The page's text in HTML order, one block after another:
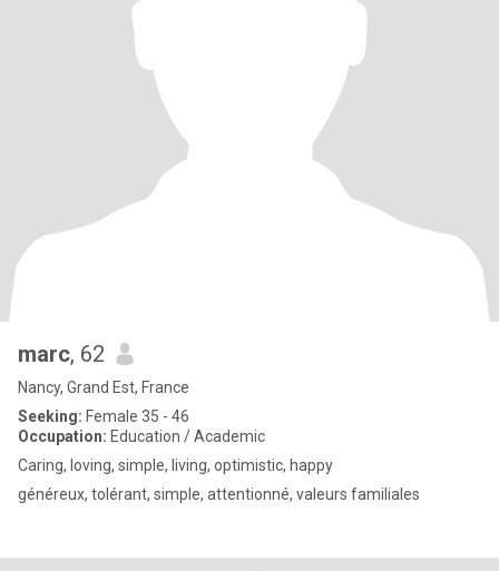
marc, 62
Nancy, Grand Est, France
Seeking: Female 35 - 46
Occupation: Education / Academic
Caring, loving, simple, living, optimistic, happy
généreux, tolérant, simple, attentionné, valeurs familiales